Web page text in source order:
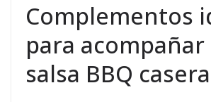
Complementos
para
salsa BBQ casera